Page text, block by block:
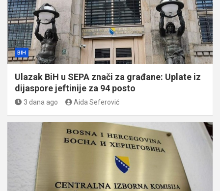
BIH
Ulazak BiH u SEPA znači za građane: Uplate iz
dijaspore jeftinije za 94 posto
3 dana ago Aida Seferović